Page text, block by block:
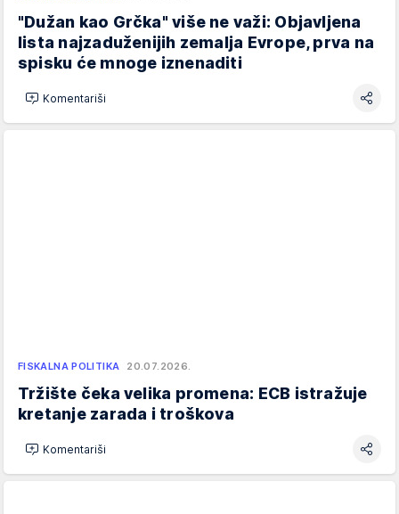
"Dužan kao Grčka" više ne važi: Objavljena
lista najzaduženijih zemalja Evrope, prva na
spisku će mnoge iznenaditi
Komentariši
FISKALNA POLITIKA 20.07.2026.
Tržište čeka velika promena: ECB istražuje
kretanje zarada i troškova
Komentariši